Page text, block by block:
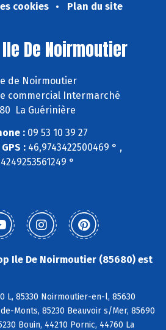
cookies
Plan du site
De Noirmoutier
de Noirmoutier
commercial Intermarché
La Guérinière
: 09 53 10 39 27
: 46,9743422500469 ° ,
°
Ile De Noirmoutier (85680) est
L, 85330 Noirmoutier-en-l, 85630
Monts, 85230 Beauvoir s/Mer, 85690
Bouin, 44210 Pornic, 44760 La